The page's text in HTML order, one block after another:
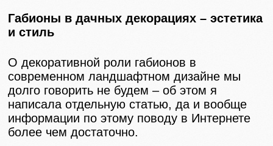
Габионы в дачных декорациях – эстетика
и стиль
О декоративной роли габионов в
современном ландшафтном дизайне мы
долго говорить не будем – об этом я
написала отдельную статью, да и вообще
информации по этому поводу в Интернете
более чем достаточно.